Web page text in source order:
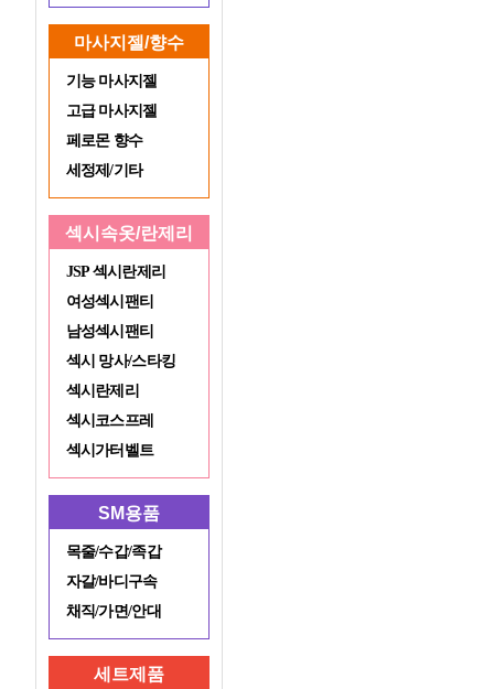
마사지젤/향수
기능 마사지젤
고급 마사지젤
페로몬 향수
세정제/기타
섹시속옷/란제리
JSP 섹시란제리
여성섹시팬티
남성섹시팬티
섹시 망사/스타킹
섹시란제리
섹시코스프레
섹시가터벨트
SM용품
목줄/수갑/족갑
자갈/바디구속
채직/가면/안대
세트제품